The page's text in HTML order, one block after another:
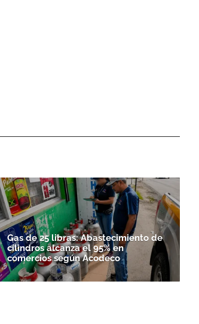
Gas de 25 libras: Abastecimiento de
cilindros alcanza el 95% en
comercios según Acodeco